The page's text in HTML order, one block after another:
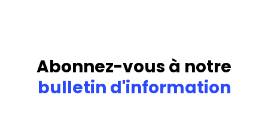
Abonnez-vous à notre
bulletin d'information